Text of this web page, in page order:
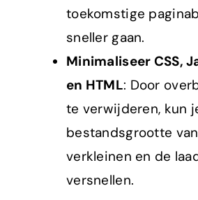
toekomstige
sneller gaan.
Minimaliseer CSS,
en HTML: Door
te verwijderen, kun
bestandsgrootte van
verkleinen en de
versnellen.